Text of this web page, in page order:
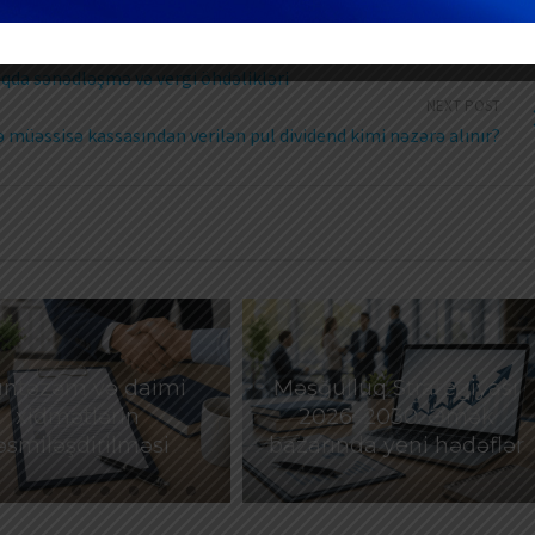
sənədləşmə və vergi öhdəlikləri
NEXT POST
müəssisə kassasından verilən pul dividend kimi nəzərə alınır?
və daimi
xidmətlərin
Məşğulluq Strategiyası
2026–2030: Əmək
bazarında yeni hədəflər